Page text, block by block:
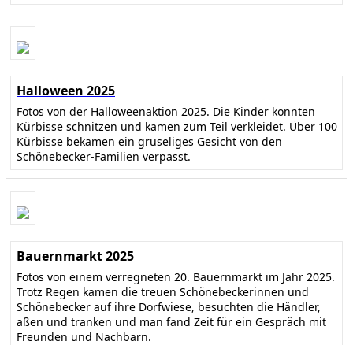
Halloween 2025
Fotos von der Halloweenaktion 2025. Die Kinder konnten
Kürbisse schnitzen und kamen zum Teil verkleidet. Über 100
Kürbisse bekamen ein gruseliges Gesicht von den
Schönebecker-Familien verpasst.
Bauernmarkt 2025
Fotos von einem verregneten 20. Bauernmarkt im Jahr 2025.
Trotz Regen kamen die treuen Schönebeckerinnen und
Schönebecker auf ihre Dorfwiese, besuchten die Händler,
aßen und tranken und man fand Zeit für ein Gespräch mit
Freunden und Nachbarn.